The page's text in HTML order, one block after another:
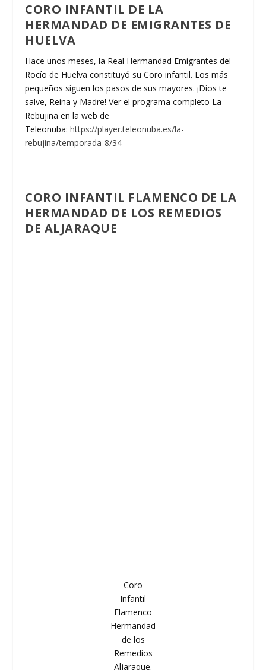
CORO INFANTIL DE LA
HERMANDAD DE EMIGRANTES DE
HUELVA
Hace unos meses, la Real Hermandad Emigrantes del
Rocío de Huelva constituyó su Coro infantil. Los más
pequeños siguen los pasos de sus mayores. ¡Dios te
salve, Reina y Madre! Ver el programa completo La
Rebujina en la web de
Teleonuba:https://player.teleonuba.es/la-
rebujina/temporada-8/34
CORO INFANTIL FLAMENCO DE LA
HERMANDAD DE LOS REMEDIOS
DE ALJARAQUE
Coro
Infantil
Flamenco
Hermandad
de los
Remedios
Aljaraque.